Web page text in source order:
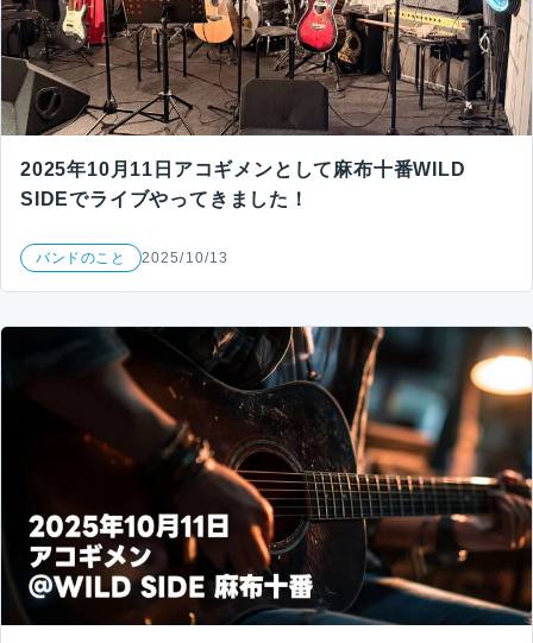
2025年10月11日アコギメンとして麻布十番WILD
SIDEでライブやってきました！
バンドのこと 2025/10/13